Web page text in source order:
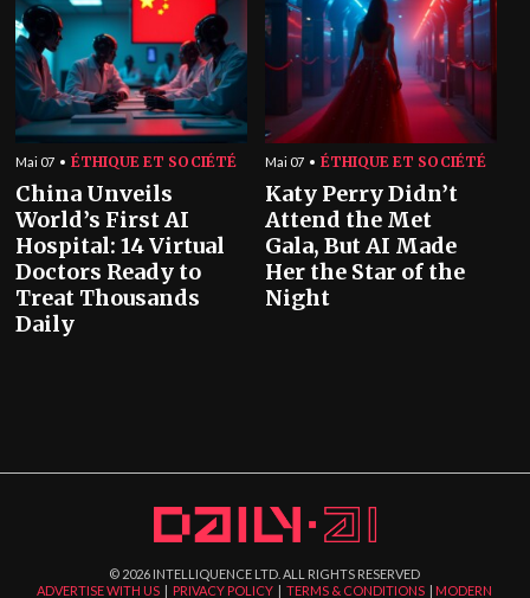
Mai 07 ÉTHIQUE ET SOCIÉTÉ
China Unveils
World’s First AI
Hospital: 14 Virtual
Doctors Ready to
Treat Thousands
Daily
Mai 07 ÉTHIQUE ET SOCIÉTÉ
Katy Perry Didn’t
Attend the Met
Gala, But AI Made
Her the Star of the
Night
© 2026 INTELLIQUENCE LTD. ALL RIGHTS RESERVED
ADVERTISE WITH US | PRIVACY POLICY |TERMS & CONDITIONS | MODERN